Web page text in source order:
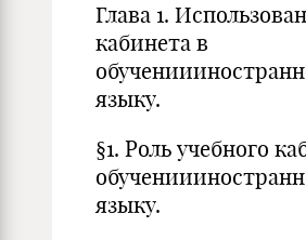
Глава 1.
кабинета в
языку.
§1. Роль учебного
языку.